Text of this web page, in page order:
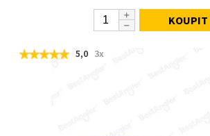
KOUPIT
5,0 3x